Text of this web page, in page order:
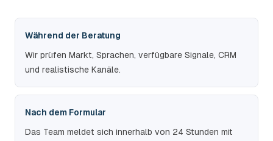
Während der Beratung
Wir prüfen Markt, Sprachen, verfügbare Signale, CRM
und realistische Kanäle.
Nach dem Formular
Das Team meldet sich innerhalb von 24 Stunden mit